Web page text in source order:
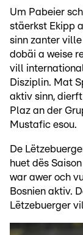
Um Pabeier
stäerkst Ekipp
sinn zanter
dobäi a weise
vill
Disziplin. Mat
aktiv sinn,
Plaz an der
Mustafic esou.
De
huet dës
war awer och
Bosnien aktiv.
Lëtzebuerger